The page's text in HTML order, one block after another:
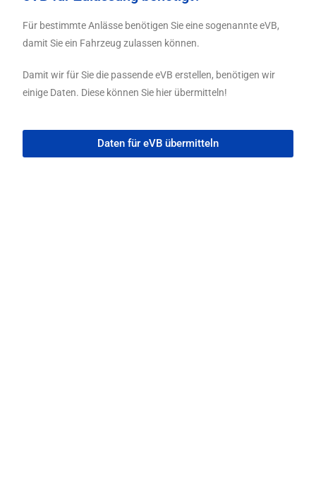
Für bestimmte Anlässe benötigen Sie eine sogenannte eVB,
damit Sie ein Fahrzeug zulassen können.
Damit wir für Sie die passende eVB erstellen, benötigen wir
einige Daten. Diese können Sie hier übermitteln!
Daten für eVB übermitteln